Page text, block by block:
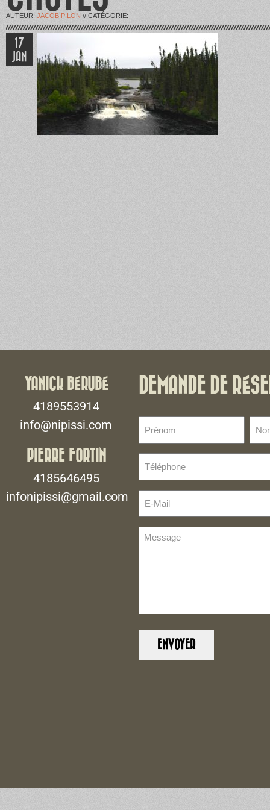
AUTEUR: JACOB PILON // CATÉGORIE:
17
JAN
YANICK BÉRUBÉ
4189553914
info@nipissi.com
PIERRE FORTIN
4185646495
infonipissi@gmail.com
DEMANDE DE
(Nécessaire)
de
(Nécessaire)
Mail
Message